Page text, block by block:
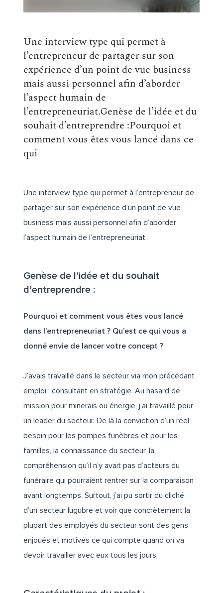
Une interview type qui permet à
l’entrepreneur de partager sur son
expérience d’un point de vue business
mais aussi personnel afin d’aborder
l’aspect humain de
l’entrepreneuriat.Genèse de l’idée et du
souhait d’entreprendre :Pourquoi et
comment vous êtes vous lancé dans ce
qui
Une interview type qui permet à l’entrepreneur de
partager sur son expérience d’un point de vue
business mais aussi personnel afin d’aborder
l’aspect humain de l’entrepreneuriat.
Genèse de l’idée et du souhait
d’entreprendre :
Pourquoi et comment vous êtes vous lancé
dans l’entrepreneuriat ? Qu’est ce qui vous a
donné envie de lancer votre concept ?
J’avais travaillé dans le secteur via mon précédant
emploi : consultant en stratégie. Au hasard de
mission pour minerais ou énergie, j’ai travaillé pour
un leader du secteur. De là la conviction d’un réel
besoin pour les pompes funèbres et pour les
familles, la connaissance du secteur, la
compréhension qu’il n’y avait pas d’acteurs du
funéraire qui pourraient rentrer sur la comparaison
avant longtemps. Surtout, j’ai pu sortir du cliché
d’un secteur lugubre et voir que concrètement la
plupart des employés du secteur sont des gens
enjoués et motivés ce qui compte quand on va
devoir travailler avec eux tous les jours.